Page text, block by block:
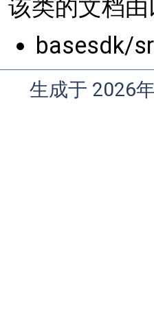
该类的文档
basesdk/
生成于 2026